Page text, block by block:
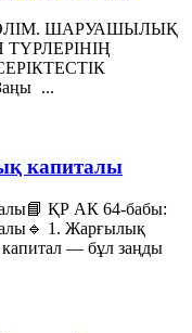
БӨЛIМ. ШАРУАШЫЛЫҚ
ТҮРЛЕРIНIҢ
...
капиталы
ҚР АК 64-бабы:
1. Жарғылық
— бұл заңды